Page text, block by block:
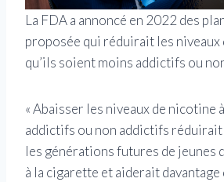
La FDA a annoncé en 2022 des
proposée qui réduirait les niveaux
qu’ils soient moins addictifs ou
« Abaisser les niveaux de nicotine
addictifs ou non addictifs
les générations futures de jeunes
à la cigarette et aiderait davantage